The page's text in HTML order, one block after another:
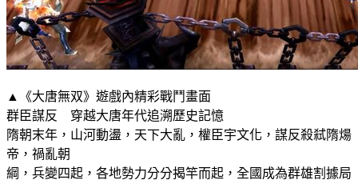
▲《大唐無双》遊戲內精彩戰鬥畫面
群臣謀反 穿越大唐年代追溯歷史記憶
隋朝末年，山河動盪，天下大亂，權臣宇文化，謀反殺弒隋煬
帝，禍亂朝
綱，兵變四起，各地勢力分分揭竿而起，全國成為群雄割據局